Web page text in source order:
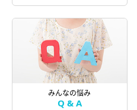
みんなの悩み
Q & A